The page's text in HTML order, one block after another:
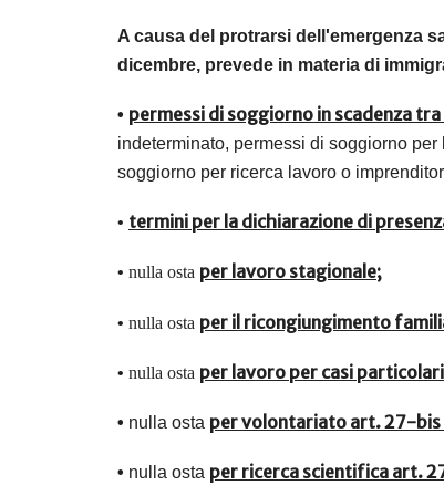
A causa del protrarsi dell'emergenza
dicembre, prevede in materia di
• permessi di soggiorno in scadenza
indeterminato, permessi di soggiorno
soggiorno per ricerca lavoro o
• termini per la dichiarazione di
• nulla osta per lavoro stagionale;
• nulla osta per il ricongiungimento
• nulla osta per lavoro per casi
• nulla osta per volontariato art. 27-bis
• nulla osta per ricerca scientifica art.